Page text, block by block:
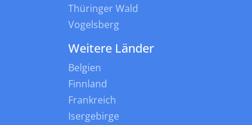
Thüringer Wald
Vogelsberg
Weitere Länder
Belgien
Finnland
Frankreich
Isergebirge